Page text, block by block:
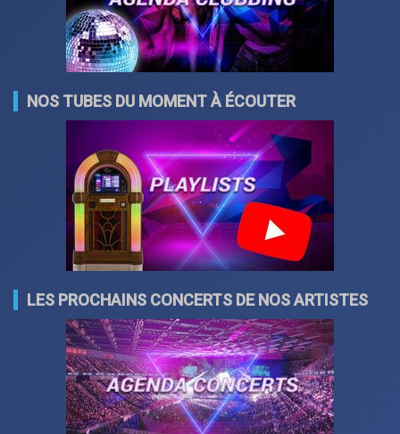
NOS TUBES DU MOMENT À ÉCOUTER
LES PROCHAINS CONCERTS DE NOS ARTISTES